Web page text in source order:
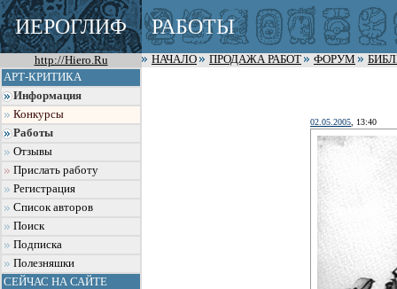
ИЕРОГЛИФ РАБОТЫ
http://Hiero.Ru НАЧАЛО ПРОДАЖА РАБОТ ФОРУМ
АРТ-КРИТИКА
Информация
Конкурсы
Работы
Отзывы
Прислать работу
Регистрация
Список авторов
Поиск
Подписка
Полезняшки
СЕЙЧАС НА САЙТЕ
02.05.2005 , 13:40